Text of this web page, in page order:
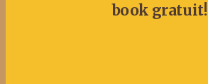
book gratuit!